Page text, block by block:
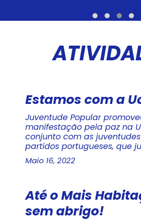
Estamos com a
Juventude Popular
manifestação pela paz na
conjunto com as
partidos portugueses, que
Maio 16, 2022
Até o Mais
sem abrigo!